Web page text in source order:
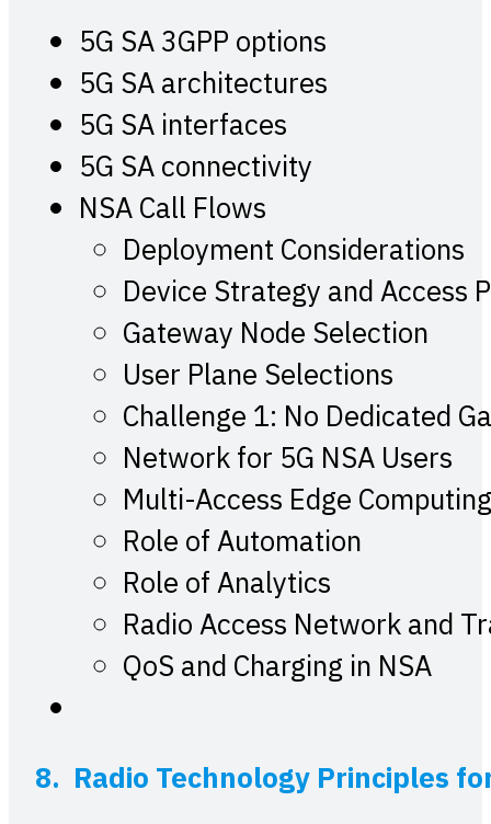
5G SA 3GPP options
5G SA architectures
5G SA interfaces
5G SA connectivity
NSA Call Flows
Deployment Considerations
Device Strategy and Access
Gateway Node Selection
User Plane Selections
Challenge 1: No Dedicated
Network for 5G NSA Users
Multi-Access Edge
Role of Automation
Role of Analytics
Radio Access Network and
QoS and Charging in NSA
8. Radio Technology Principles